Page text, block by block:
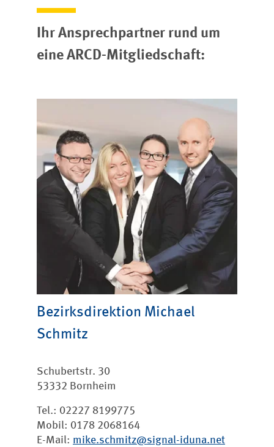
Ihr Ansprechpartner rund um
eine ARCD-Mitgliedschaft:
Bezirksdirektion Michael
Schmitz
Schubertstr. 30
53332 Bornheim
Tel.: 02227 8199775
Mobil: 0178 2068164
E-Mail: mike.schmitz@signal-iduna.net